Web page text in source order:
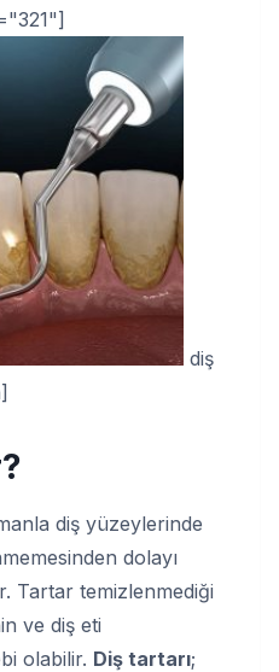
diş
?
diş yüzeylerinde
dolayı
Tartar temizlenmediği
ve diş eti
olabilir. Diş tartarı;